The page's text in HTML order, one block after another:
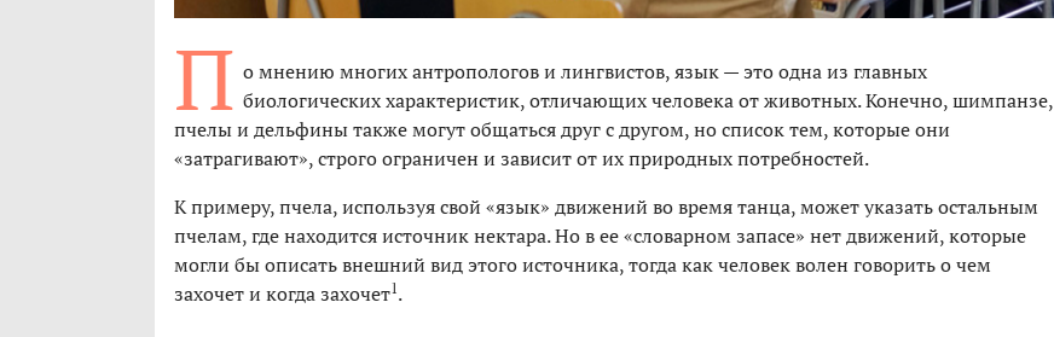
П о мнению многих антропологов и лингвистов, язык — это одна из главных
биологических характеристик, отличающих человека от животных. Конечно, шимпанзе,
пчелы и дельфины также могут общаться друг с другом, но список тем, которые они
«затрагивают», строго ограничен и зависит от их природных потребностей.
К примеру, пчела, используя свой «язык» движений во время танца, может указать остальным
пчелам, где находится источник нектара. Но в ее «словарном запасе» нет движений, которые
могли бы описать внешний вид этого источника, тогда как человек волен говорить о чем
захочет и когда захочет1.